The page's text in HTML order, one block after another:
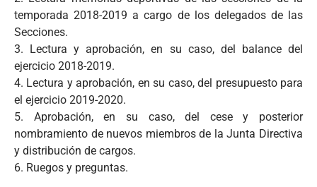
temporada 2018-2019 a cargo de los delegados de las
Secciones.
3. Lectura y aprobación, en su caso, del balance del
ejercicio 2018-2019.
4. Lectura y aprobación, en su caso, del presupuesto para
el ejercicio 2019-2020.
5. Aprobación, en su caso, del cese y posterior
nombramiento de nuevos miembros de la Junta Directiva
y distribución de cargos.
6. Ruegos y preguntas.